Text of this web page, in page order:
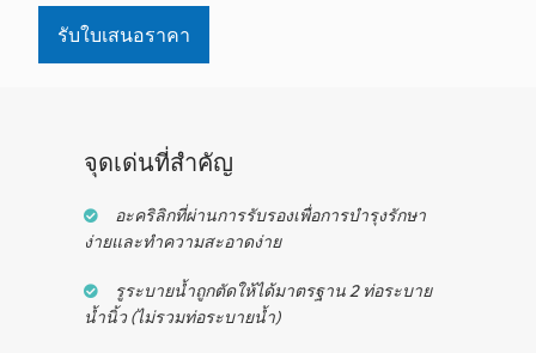
รับใบเสนอราคา
จุดเด่นที่สำคัญ
อะคริลิกที่ผ่านการรับรองเพื่อการบำรุงรักษา
ง่ายและทำความสะอาดง่าย
รูระบายน้ำถูกตัดให้ได้มาตรฐาน 2 ท่อระบาย
น้ำนิ้ว (ไม่รวมท่อระบายน้ำ)